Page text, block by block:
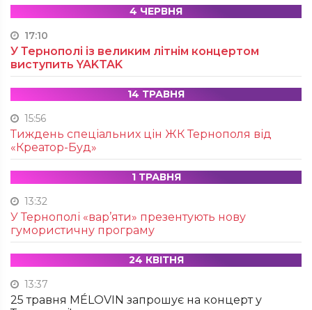
4 ЧЕРВНЯ
17:10
У Тернополі із великим літнім концертом
виступить YAKTAK
14 ТРАВНЯ
15:56
Тиждень спеціальних цін ЖК Тернополя від
«Креатор-Буд»
1 ТРАВНЯ
13:32
У Тернополі «вар’яти» презентують нову
гумористичну програму
24 КВІТНЯ
13:37
25 травня MÉLOVIN запрошує на концерт у